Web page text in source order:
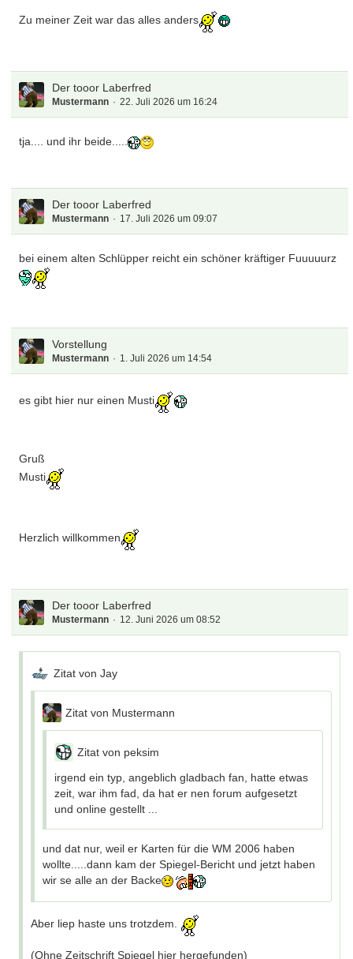
Zu meiner Zeit war das alles anders
Der tooor Laberfred
Mustermann 22. Juli 2026 um 16:24
tja.... und ihr beide.....
Der tooor Laberfred
Mustermann 17. Juli 2026 um 09:07
bei einem alten Schlüpper reicht ein schöner kräftiger Fuuuuurz
Vorstellung
Mustermann 1. Juli 2026 um 14:54
es gibt hier nur einen Musti
Gruß
Musti
Herzlich willkommen
Der tooor Laberfred
Mustermann 12. Juni 2026 um 08:52
Zitat von Jay
Zitat von Mustermann
Zitat von peksim
irgend ein typ, angeblich gladbach fan, hatte etwas
zeit, war ihm fad, da hat er nen forum aufgesetzt
und online gestellt ...
und dat nur, weil er Karten für die WM 2006 haben
wollte.....dann kam der Spiegel-Bericht und jetzt haben
wir se alle an der Backe
Aber liep haste uns trotzdem.
(Ohne Zeitschrift Spiegel hier hergefunden)